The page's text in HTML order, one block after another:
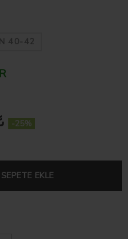
40-42
-25%
SEPETE EKLE